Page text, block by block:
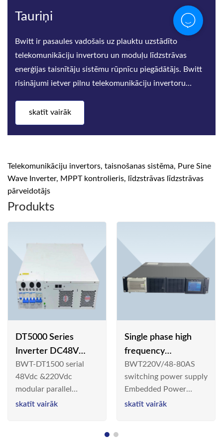
Tauriņi
Bwitt ir pasaules vadošais uz plauktu uzstādīto
telekomunikāciju invertoru un moduļu līdzstrāvas
enerģijas taisnītāju sistēmu rūpnīcu piegādātājs. Bwitt
risinājumi ietver pilnu telekomunikāciju invertoru
skatīt vairāk
Telekomunikāciju invertors, taisnošanas sistēma, Pure Sine
Wave Inverter, MPPT kontrolieris, līdzstrāvas līdzstrāvas
pārveidotājs
Produkts
DT5000 Series
Inverter DC48V
AC110V solar
BWT-DT1500 serial
48Vdc &220Vdc
modular parallel
connection inverter is
skatīt vairāk
Single phase high
frequency
BWT220V/48-80AS
switching power
supply
BWT220V/48-80AS
switching power supply
Embedded Power
System is widely
skatīt vairāk